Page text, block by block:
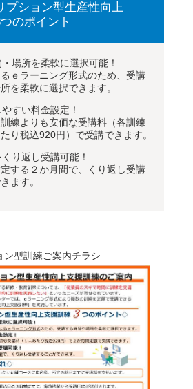
プション型生産性向上
のポイント
場所を柔軟に選択可能！
ｅラーニング形式のため、受講
を柔軟に選択できます。
すい料金設定！
練よりも安価な受講料（各訓練
り税込920円）で受講できます。
り返し受講可能！
する２か月間で、くり返し受講
ます。
ン型訓練ご案内チラシ